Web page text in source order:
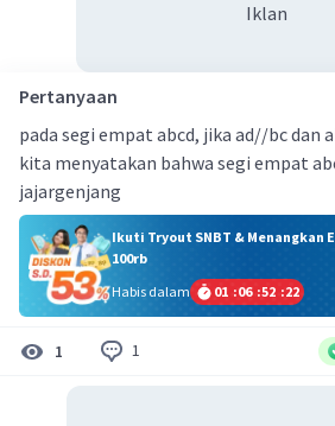
Iklan
Pertanyaan
pada segi empat abcd, jika ad//bc dan
kita menyatakan bahwa segi empat
jajargenjang
Ikuti Tryout SNBT & Menangkan
100rb
Habis dalam
01 :06 :52 :22
1 1